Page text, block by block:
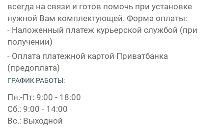
всегда на связи и готов помочь при установке
нужной Вам комплектующей. Форма оплаты:
- Наложенный платеж курьерской службой (при
получении)
- Оплата платежной картой Приватбанка
(предоплата)
ГРАФИК РАБОТЫ:
Пн.-Пт: 9:00 - 18:00
Сб.: 9:00 - 14:00
Вс.: Выходной